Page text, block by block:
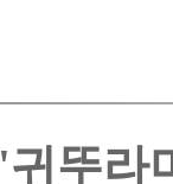
'귀뚜라